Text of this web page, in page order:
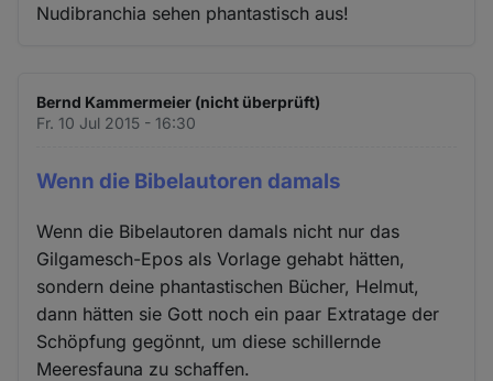
Nudibranchia sehen phantastisch aus!
Bernd Kammermeier (nicht überprüft)
Fr. 10 Jul 2015 - 16:30
Wenn die Bibelautoren damals
Wenn die Bibelautoren damals nicht nur das
Gilgamesch-Epos als Vorlage gehabt hätten,
sondern deine phantastischen Bücher, Helmut,
dann hätten sie Gott noch ein paar Extratage der
Schöpfung gegönnt, um diese schillernde
Meeresfauna zu schaffen.